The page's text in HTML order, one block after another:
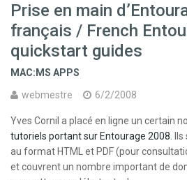
Prise en main
français / French
quickstart guides
MAC:MS APPS
webmestre
6/2/2008
Yves Cornil a placé en ligne un certain
tutoriels portant sur Entourage 2008 .
au format HTML et PDF (pour
et couvrent un nombre important de